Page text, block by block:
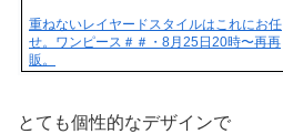
重ねないレイヤードスタイルはこれにお任
せ。ワンピース＃＃・8月25日20時〜再再
販。
とても個性的なデザインで